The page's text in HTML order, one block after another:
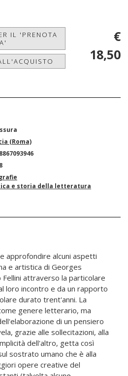
IL 'PRENOTA
€
18,50
(Roma)
e storia della letteratura
approfondire alcuni aspetti
e artistica di Georges
Fellini attraverso la particolare
loro incontro e da un rapporto
durato trent'anni. La
genere letterario, ma
di un pensiero
grazie alle sollecitazioni, alla
dell'altro, getta così
sostrato umano che è alla
opere creative del